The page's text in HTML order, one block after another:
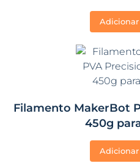
Adicionar
Filamento MakerBot
450g
Adicionar